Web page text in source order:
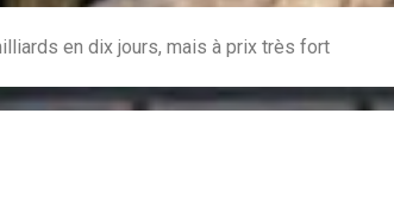
en dix jours, mais à prix très fort